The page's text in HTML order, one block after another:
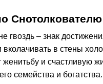
гвоздь – знак
вколачивать в стены
и счастливую
семейства и богатства.